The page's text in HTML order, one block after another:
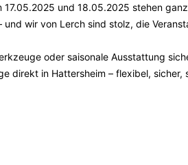
17.05.2025 und 18.05.2025 stehen
wir von Lerch sind stolz, die
oder saisonale Ausstattung
direkt in Hattersheim – flexibel, sicher,